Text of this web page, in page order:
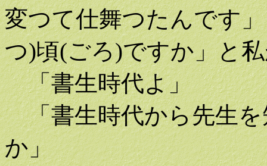
変つて仕舞つたんです
つ)頃(ごろ)ですか」と
「書生時代よ」
「書生時代から先生を
か」